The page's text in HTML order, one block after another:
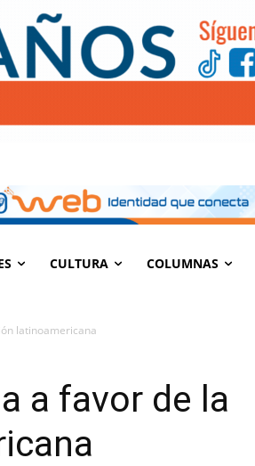
CULTURA COLUMNAS
latinoamericana
a favor de la